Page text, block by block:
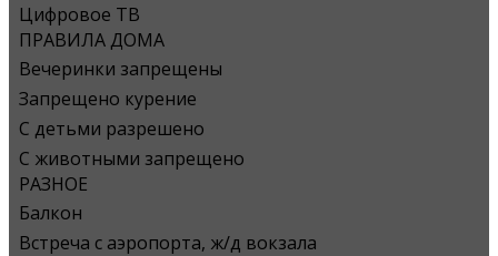
Цифровое ТВ
ПРАВИЛА ДОМА
Вечеринки запрещены
Запрещено курение
С детьми разрешено
С животными запрещено
РАЗНОЕ
Балкон
Встреча с аэропорта, ж/д вокзала